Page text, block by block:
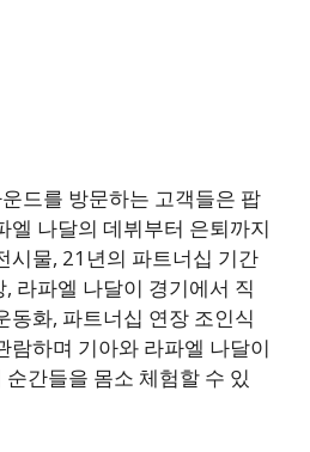
드를 방문하는 고객들은 팝
엘 나달의 데뷔부터 은퇴까지
시물, 21년의 파트너십 기간
라파엘 나달이 경기에서 직
동화, 파트너십 연장 조인식
람하며 기아와 라파엘 나달이
간들을 몸소 체험할 수 있